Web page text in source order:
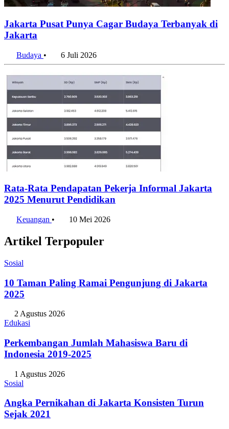
Jakarta Pusat Punya Cagar Budaya Terbanyak di
Jakarta
Budaya • 6 Juli 2026
Rata-Rata Pendapatan Pekerja Informal Jakarta
2025 Menurut Pendidikan
Keuangan • 10 Mei 2026
Artikel Terpopuler
Sosial
10 Taman Paling Ramai Pengunjung di Jakarta
2025
2 Agustus 2026
Edukasi
Perkembangan Jumlah Mahasiswa Baru di
Indonesia 2019-2025
1 Agustus 2026
Sosial
Angka Pernikahan di Jakarta Konsisten Turun
Sejak 2021